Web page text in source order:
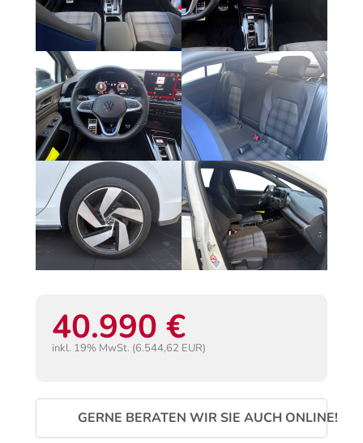
40.990 €
inkl. 19% MwSt. (6.544,62 EUR)
GERNE BERATEN WIR SIE AUCH ONLINE!